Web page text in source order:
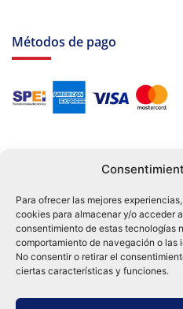
Para ofrecer las mejores
cookies para almacenar y/o acceder
consentimiento de estas tecnologías
comportamiento de navegación o
No consentir o retirar el
ciertas características y funciones.
Métodos de pago
Tu compra es respaldada por nuestro
mejores prácticas de seguridad.
Distribuidora Tamex - México
e-commerce